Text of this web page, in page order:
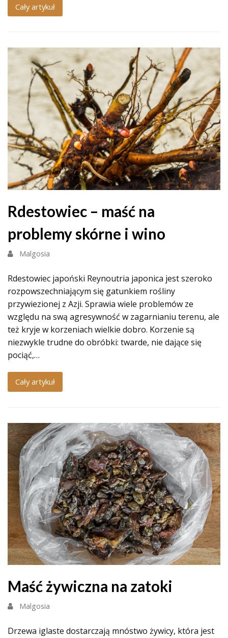
Cały artykuł
Rdestowiec – maść na
problemy skórne i wino
Malgosia
Rdestowiec japoński Reynoutria japonica jest szeroko
rozpowszechniającym się gatunkiem rośliny
przywiezionej z Azji. Sprawia wiele problemów ze
względu na swą agresywność w zagarnianiu terenu, ale
też kryje w korzeniach wielkie dobro. Korzenie są
niezwykle trudne do obróbki: twarde, nie dające się
pociąć,…
Cały artykuł
Maść żywiczna na zatoki
Malgosia
Drzewa iglaste dostarczają mnóstwo żywicy, która jest